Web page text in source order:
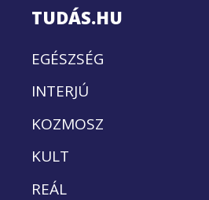
TUDÁS.HU
EGÉSZSÉG
INTERJÚ
KOZMOSZ
KULT
REÁL